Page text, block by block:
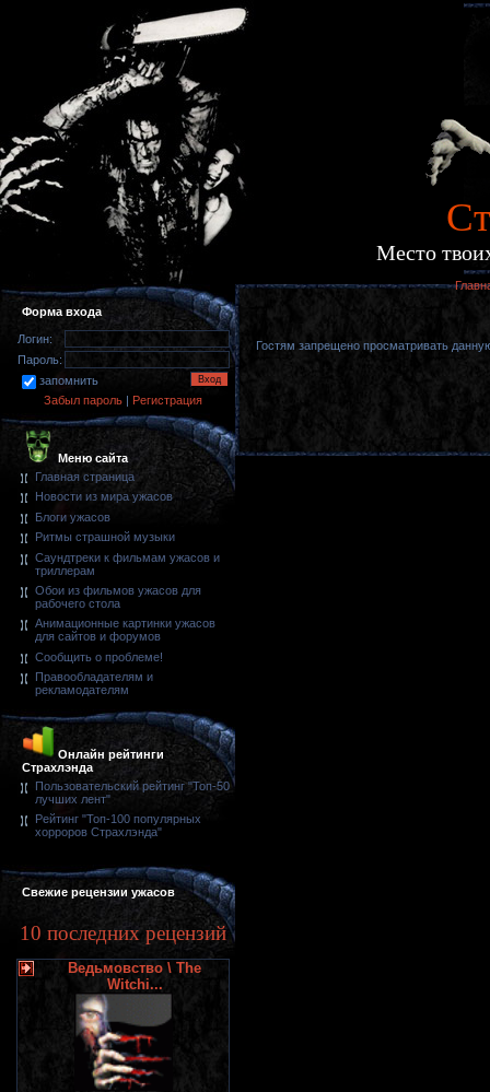
Место
Форма входа
Логин:
Пароль:
запомнить
Забыл пароль | Регистрация
Меню сайта
Главная страница
Новости из мира ужасов
Блоги ужасов
Ритмы страшной музыки
Саундтреки к фильмам ужасов и
триллерам
Обои из фильмов ужасов для
рабочего стола
Анимационные картинки ужасов
для сайтов и форумов
Сообщить о проблеме!
Правообладателям и
рекламодателям
Онлайн рейтинги
Страхлэнда
Пользовательский рейтинг "Топ-50
лучших лент"
Рейтинг "Топ-100 популярных
хорроров Страхлэнда"
Свежие рецензии ужасов
10 последних рецензий
Ведьмовство \ The
Witchi...
Гостям запрещено просматривать